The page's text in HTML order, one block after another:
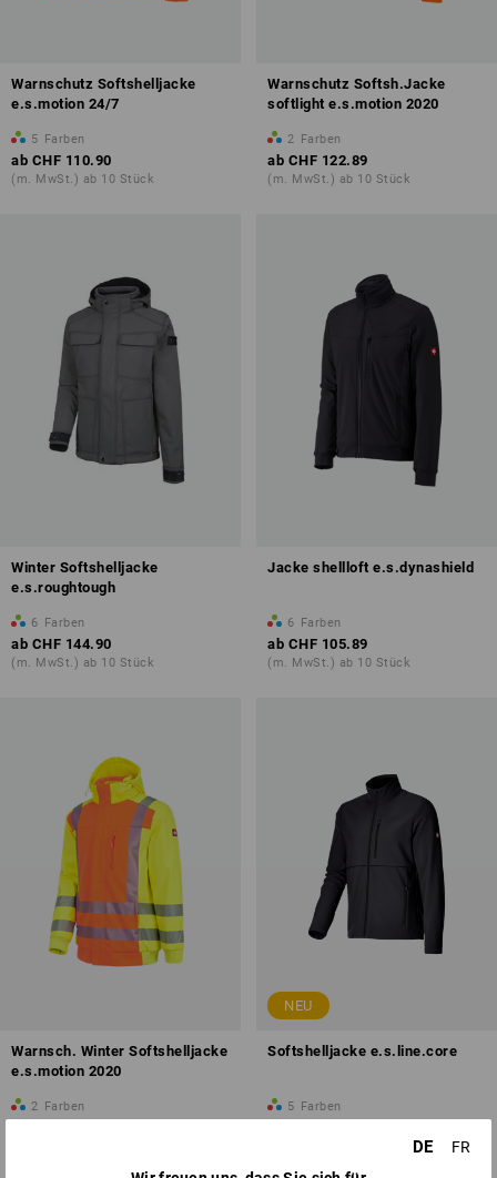
Warnschutz Softshelljacke
e.s.motion 24/7
5 Farben
ab CHF 110.90
(m. MwSt.) ab 10 Stück
Warnschutz Softsh.Jacke
softlight e.s.motion 2020
2 Farben
ab CHF 122.89
(m. MwSt.) ab 10 Stück
Winter Softshelljacke
e.s.roughtough
6 Farben
ab CHF 144.90
(m. MwSt.) ab 10 Stück
Jacke shellloft e.s.dynashield
6 Farben
ab CHF 105.89
(m. MwSt.) ab 10 Stück
Warnsch. Winter Softshelljacke
e.s.motion 2020
2 Farben
NEU
Softshelljacke e.s.line.core
5 Farben
DE
FR